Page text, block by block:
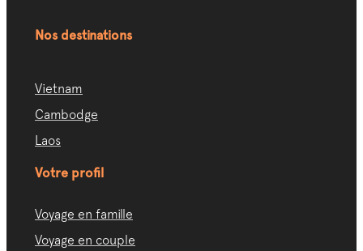
Nos destinations
Vietnam
Cambodge
Laos
Votre profil
Voyage en famille
Voyage en couple